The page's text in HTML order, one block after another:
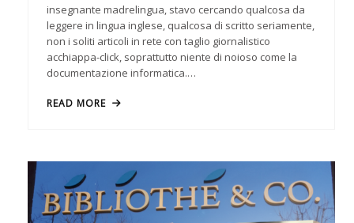
insegnante madrelingua, stavo cercando qualcosa da
leggere in lingua inglese, qualcosa di scritto seriamente,
non i soliti articoli in rete con taglio giornalistico
acchiappa-click, soprattutto niente di noioso come la
documentazione informatica.…
READ MORE